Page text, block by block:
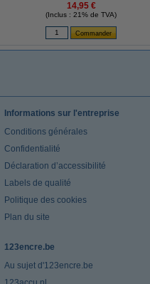
14,95 €
(Inclus : 21% de TVA)
Informations sur l'entreprise
Conditions générales
Confidentialité
Déclaration d’accessibilité
Labels de qualité
Politique des cookies
Plan du site
123encre.be
Au sujet d'123encre.be